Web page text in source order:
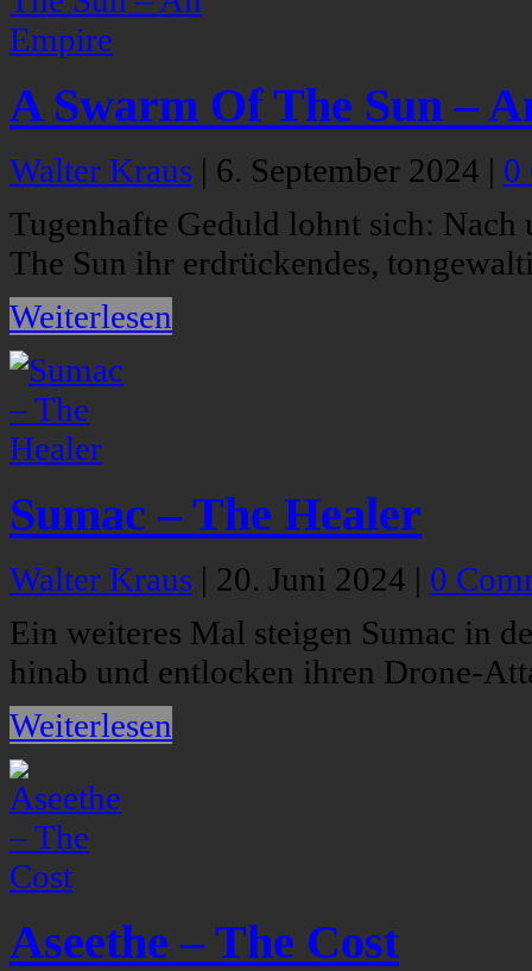
A Swarm Of The Sun –
Walter Kraus | 6. September 2024 | 0
Tugenhafte Geduld lohnt sich:
The Sun ihr erdrückendes,
Weiterlesen
Sumac – The Healer
Walter Kraus | 20. Juni 2024 | 0
Ein weiteres Mal steigen Sumac in
hinab und entlocken ihren Drone-
Weiterlesen
Aseethe – The Cost